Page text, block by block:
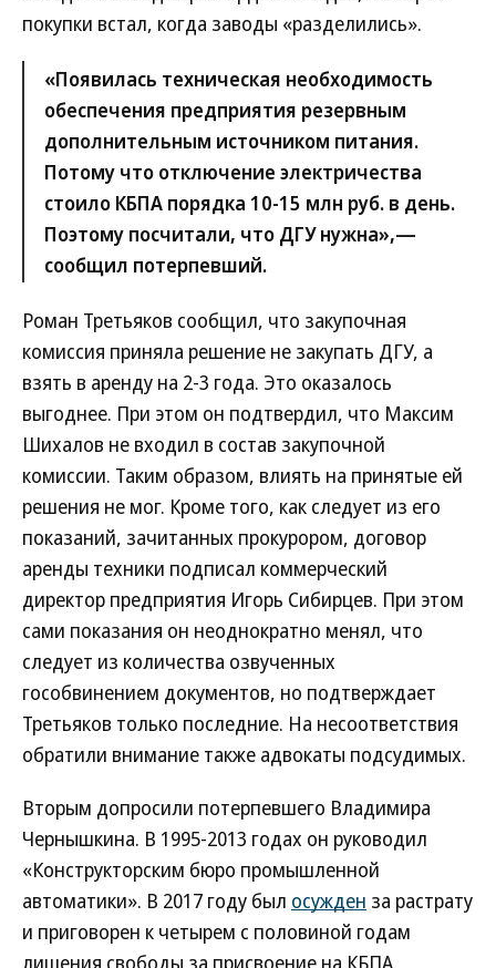
покупки встал, когда заводы «разделились».
«Появилась техническая необходимость
обеспечения предприятия резервным
дополнительным источником питания.
Потому что отключение электричества
стоило КБПА порядка 10-15 млн руб. в день.
Поэтому посчитали, что ДГУ нужна»,—
сообщил потерпевший.
Роман Третьяков сообщил, что закупочная
комиссия приняла решение не закупать ДГУ, а
взять в аренду на 2-3 года. Это оказалось
выгоднее. При этом он подтвердил, что Максим
Шихалов не входил в состав закупочной
комиссии. Таким образом, влиять на принятые ей
решения не мог. Кроме того, как следует из его
показаний, зачитанных прокурором, договор
аренды техники подписал коммерческий
директор предприятия Игорь Сибирцев. При этом
сами показания он неоднократно менял, что
следует из количества озвученных
гособвинением документов, но подтверждает
Третьяков только последние. На несоответствия
обратили внимание также адвокаты подсудимых.
Вторым допросили потерпевшего Владимира
Чернышкина. В 1995-2013 годах он руководил
«Конструкторским бюро промышленной
автоматики». В 2017 году был осужден за растрату
и приговорен к четырем с половиной годам
лишения свободы за присвоение на КБПА.